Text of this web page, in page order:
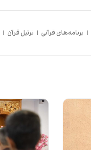
| برنامه‌های قرآنی | ترتیل قرآن |